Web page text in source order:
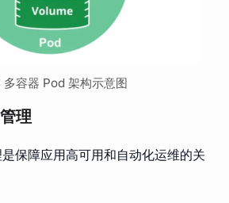
多容器 Pod 架构示意图
理
保障应用高可用和自动化运维的关